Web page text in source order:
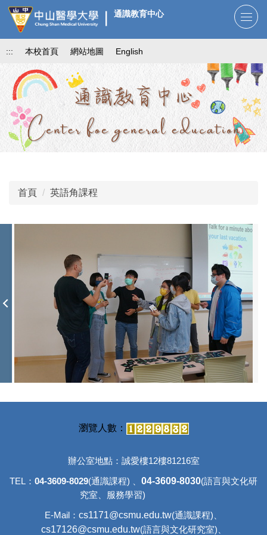
跳
到
主
要
區
通識教育中心
::: 本校首頁 網站地圖 English
首頁 英語角課程
辦公室地點：誠愛樓12樓81216室
TEL： 04-3609-8029(通識課程) 、 04-3609-8030(語言與文化研
究室、 服務學習)
E-Mail： cs1171@csmu.edu.tw(通識課程)、
cs17126@csmu.edu.tw(語言與文化研究室)、